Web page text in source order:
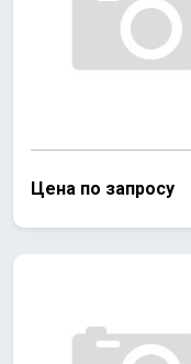
Цена по запросу